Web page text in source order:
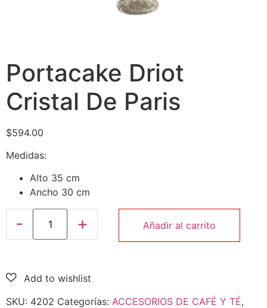
Portacake Driot
Cristal De Paris
$594.00
Medidas:
Alto 35 cm
Ancho 30 cm
Añadir al carrito
SKU: 4202 Categorías: ACCESORIOS DE CAFÉ Y TÉ,